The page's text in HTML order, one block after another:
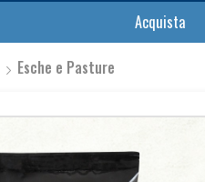
Acquista
Esche e Pasture